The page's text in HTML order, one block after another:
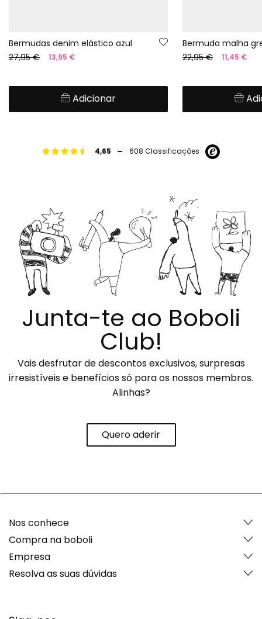
Bermudas denim elástico azul
27,95 €
13,95 €
Adicionar
22,95 € 11,45 €
4,65 - 608 Classificações
Junta-te ao Boboli
Club!
Vais desfrutar de descontos exclusivos, surpresas
irresistíveis e benefícios só para os nossos membros.
Alinhas?
Quero aderir
Nos conhece
Compra na boboli
Empresa
Resolva as suas dúvidas